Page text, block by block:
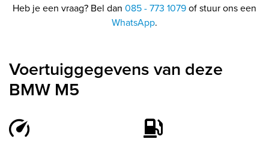
Heb je een vraag? Bel dan 085 - 773 1079of stuur ons een
WhatsApp.
Voertuiggegevens van deze
BMW M5